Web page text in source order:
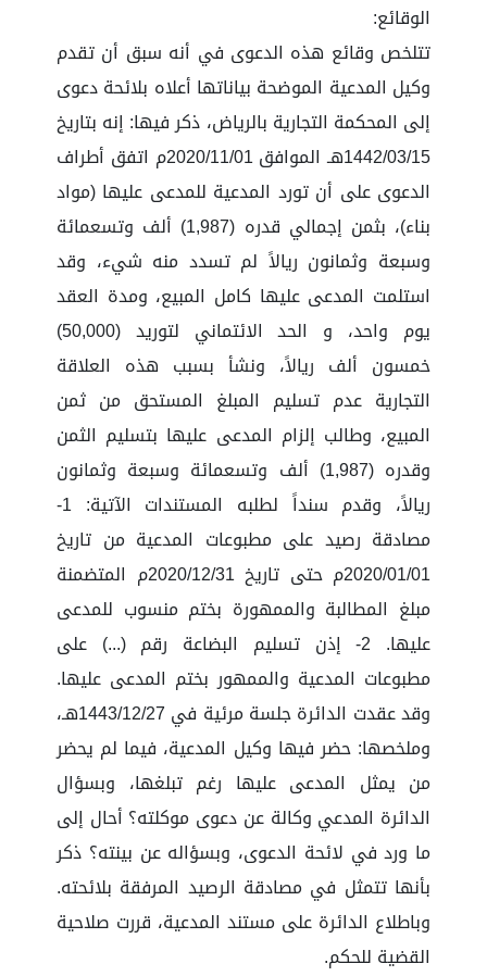
الوقائع:
تتلخص وقائع هذه الدعوى في أنه سبق أن تقدم
وكيل المدعية الموضحة بياناتها أعلاه بلائحة دعوى
إلى المحكمة التجارية بالرياض، ذكر فيها: إنه بتاريخ
1442/03/15هـ الموافق 2020/11/01م اتفق أطراف
الدعوى على أن تورد المدعية للمدعى عليها (مواد
بناء)، بثمن إجمالي قدره (1,987) ألف وتسعمائة
وسبعة وثمانون ريالاً لم تسدد منه شيء، وقد
استلمت المدعى عليها كامل المبيع، ومدة العقد
يوم واحد، و الحد الائتماني لتوريد (50,000)
خمسون ألف ريالاً، ونشأ بسبب هذه العلاقة
التجارية عدم تسليم المبلغ المستحق من ثمن
المبيع، وطالب إلزام المدعى عليها بتسليم الثمن
وقدره (1,987) ألف وتسعمائة وسبعة وثمانون
ريالاً، وقدم سنداً لطلبه المستندات الآتية: 1-
مصادقة رصيد على مطبوعات المدعية من تاريخ
2020/01/01م حتى تاريخ 2020/12/31م المتضمنة
مبلغ المطالبة والممهورة بختم منسوب للمدعى
عليها. 2- إذن تسليم البضاعة رقم (...) على
مطبوعات المدعية والممهور بختم المدعى عليها.
وقد عقدت الدائرة جلسة مرئية في 1443/12/27هـ،
وملخصها: حضر فيها وكيل المدعية، فيما لم يحضر
من يمثل المدعى عليها رغم تبلغها، وبسؤال
الدائرة المدعي وكالة عن دعوى موكلته؟ أحال إلى
ما ورد في لائحة الدعوى، وبسؤاله عن بينته؟ ذكر
بأنها تتمثل في مصادقة الرصيد المرفقة بلائحته.
وباطلاع الدائرة على مستند المدعية، قررت صلاحية
القضية للحكم.